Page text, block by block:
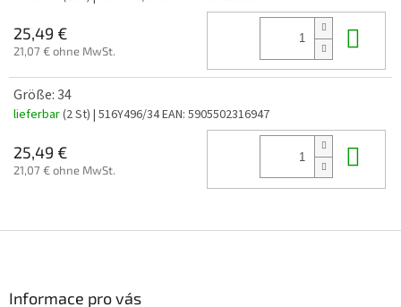
25,49 €
21,07 € ohne MwSt.
Größe: 34
lieferbar(2 St) | 516Y496/34EAN: 5905502316947
25,49 €
21,07 € ohne MwSt.
Informace pro vás